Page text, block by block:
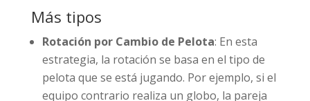
Más tipos
Rotación por Cambio de Pelota: En esta
estrategia, la rotación se basa en el tipo de
pelota que se está jugando. Por ejemplo, si el
equipo contrario realiza un globo, la pareja